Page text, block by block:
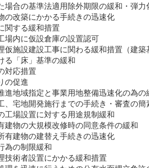
場合の基準法適用除外期限の緩和・弾力
の改築にかかる手続きの迅速化
関する緩和措置
場内に仮設倉庫の設置認可
仮施設建設工事に関わる緩和措置（建築
る「床」基準の緩和
対応措置
の促進
進地域指定と事業用地整備迅速化の為の
、宅地開発施行までの手続き・審査の簡
工場設置に対する用途規制緩和
建物の大規模改修時の同意条件の緩和
有建物の建替え手続きの迅速化
為の制限緩和
技術者設置にかかる緩和措置